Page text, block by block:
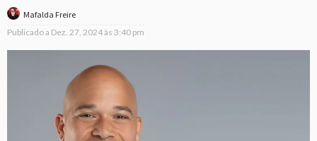
Mafalda Freire
Publicado a Dez. 27, 2024 às 3:40 pm